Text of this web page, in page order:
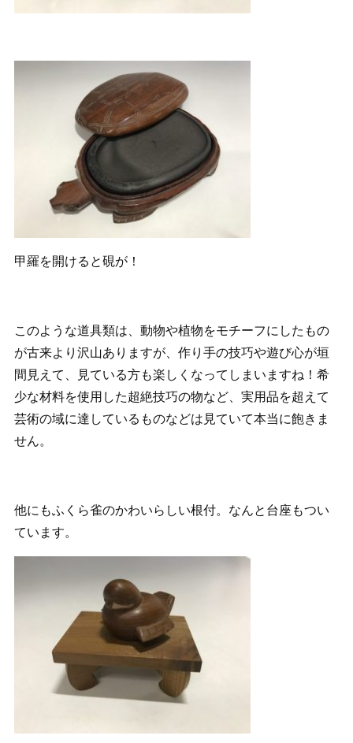
甲羅を開けると硯が！
このような道具類は、動物や植物をモチーフにしたもの
が古来より沢山ありますが、作り手の技巧や遊び心が垣
間見えて、見ている方も楽しくなってしまいますね！希
少な材料を使用した超絶技巧の物など、実用品を超えて
芸術の域に達しているものなどは見ていて本当に飽きま
せん。
他にもふくら雀のかわいらしい根付。なんと台座もつい
ています。